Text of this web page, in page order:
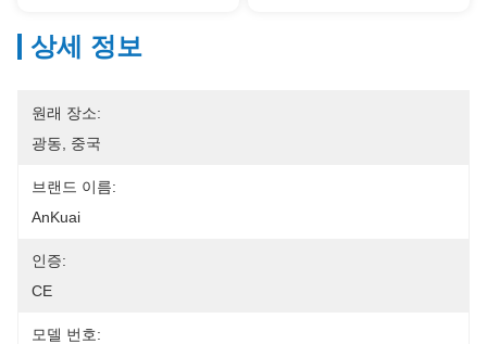
상세 정보
원래 장소:
광동, 중국
브랜드 이름:
AnKuai
인증:
CE
모델 번호: